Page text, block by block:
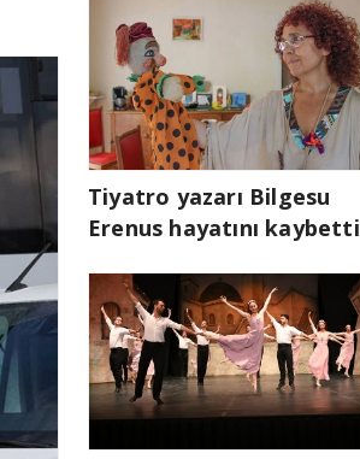
Tiyatro yazarı Bilgesu
Erenus hayatını kaybetti